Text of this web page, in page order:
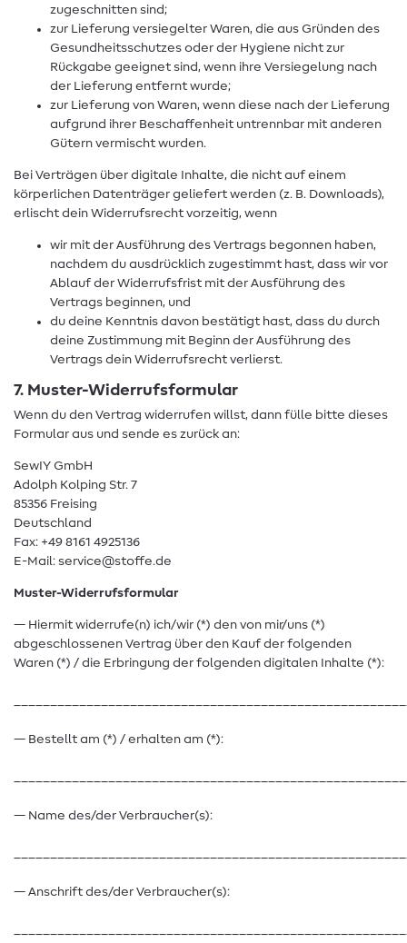
zugeschnitten sind;
zur Lieferung versiegelter Waren, die aus Gründen des
Gesundheitsschutzes oder der Hygiene nicht zur
Rückgabe geeignet sind, wenn ihre Versiegelung nach
der Lieferung entfernt wurde;
zur Lieferung von Waren, wenn diese nach der Lieferung
aufgrund ihrer Beschaffenheit untrennbar mit anderen
Gütern vermischt wurden.
Bei Verträgen über digitale Inhalte, die nicht auf einem
körperlichen Datenträger geliefert werden (z. B. Downloads),
erlischt dein Widerrufsrecht vorzeitig, wenn
wir mit der Ausführung des Vertrags begonnen haben,
nachdem du ausdrücklich zugestimmt hast, dass wir vor
Ablauf der Widerrufsfrist mit der Ausführung des
Vertrags beginnen, und
du deine Kenntnis davon bestätigt hast, dass du durch
deine Zustimmung mit Beginn der Ausführung des
Vertrags dein Widerrufsrecht verlierst.
7. Muster-Widerrufsformular
Wenn du den Vertrag widerrufen willst, dann fülle bitte dieses
Formular aus und sende es zurück an:
SewIY GmbH
Adolph Kolping Str. 7
85356 Freising
Deutschland
Fax: +49 8161 4925136
E-Mail: service@stoffe.de
Muster-Widerrufsformular
— Hiermit widerrufe(n) ich/wir (*) den von mir/uns (*)
abgeschlossenen Vertrag über den Kauf der folgenden
Waren (*) / die Erbringung der folgenden digitalen Inhalte (*):
— Bestellt am (*) / erhalten am (*):
— Name des/der Verbraucher(s):
— Anschrift des/der Verbraucher(s):